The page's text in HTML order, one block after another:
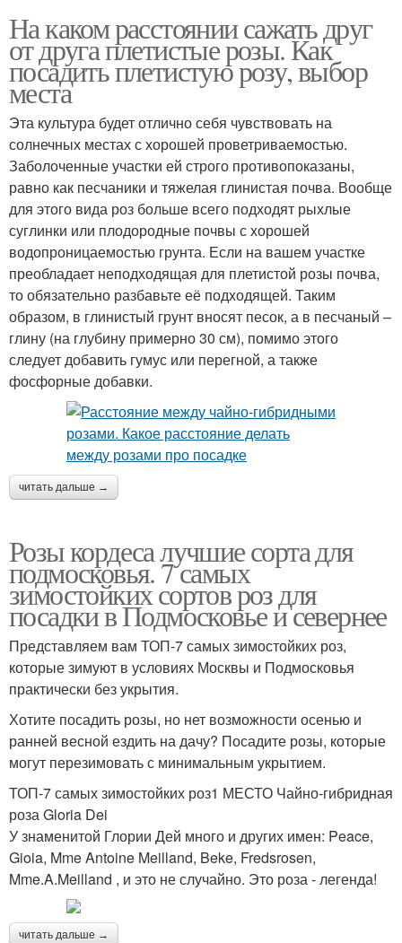
На каком расстоянии сажать друг
от друга плетистые розы. Как
посадить плетистую розу, выбор
места
Эта культура будет отлично себя чувствовать на
солнечных местах с хорошей проветриваемостью.
Заболоченные участки ей строго противопоказаны,
равно как песчаники и тяжелая глинистая почва. Вообще
для этого вида роз больше всего подходят рыхлые
суглинки или плодородные почвы с хорошей
водопроницаемостью грунта. Если на вашем участке
преобладает неподходящая для плетистой розы почва,
то обязательно разбавьте её подходящей. Таким
образом, в глинистый грунт вносят песок, а в песчаный –
глину (на глубину примерно 30 см), помимо этого
следует добавить гумус или перегной, а также
фосфорные добавки.
читать дальше →
Розы кордеса лучшие сорта для
подмосковья. 7 самых
зимостойких сортов роз для
посадки в Подмосковье и севернее
Представляем вам ТОП-7 самых зимостойких роз,
которые зимуют в условиях Москвы и Подмосковья
практически без укрытия.
Хотите посадить розы, но нет возможности осенью и
ранней весной ездить на дачу? Посадите розы, которые
могут перезимовать с минимальным укрытием.
ТОП-7 самых зимостойких роз1 МЕСТО Чайно-гибридная
роза Gloria Dei
У знаменитой Глории Дей много и других имен: Peace,
Gioia, Mme Antoine Meilland, Beke, Fredsrosen,
Mme.A.Meilland , и это не случайно. Это роза - легенда!
читать дальше →